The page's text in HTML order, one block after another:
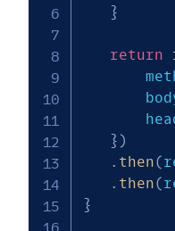
}
return
} )
. then(
. then(
}